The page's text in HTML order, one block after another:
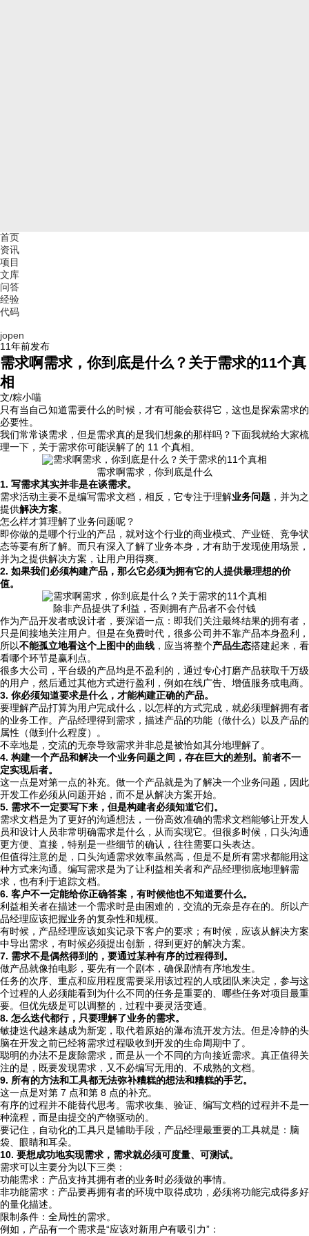
首页
资讯
项目
文库
问答
经验
代码
jopen
11年前发布
需求啊需求，你到底是什么？关于需求的11个真
相
文/粽小喵
只有当自己知道需要什么的时候，才有可能会获得它，这也是探索需求的
必要性。
我们常常谈需求，但是需求真的是我们想象的那样吗？下面我就给大家梳
理一下，关于需求你可能误解了的 11 个真相。
需求啊需求，你到底是什么
1. 写需求其实并非是在谈需求。
需求活动主要不是编写需求文档，相反，它专注于理解业务问题 ，并为之
提供解决方案。
怎么样才算理解了业务问题呢？
即你做的是哪个行业的产品，就对这个行业的商业模式、产业链、竞争状
态等要有所了解。而只有深入了解了业务本身，才有助于发现使用场景，
并为之提供解决方案，让用户用得爽。
2. 如果我们必须构建产品，那么它必须为拥有它的人提供最理想的价
值。
除非产品提供了利益，否则拥有产品者不会付钱
作为产品开发者或设计者，要深谙一点：即我们关注最终结果的拥有者，
只是间接地关注用户。但是在免费时代，很多公司并不靠产品本身盈利，
所以不能孤立地看这个上图中的曲线 ，应当将整个产品生态搭建起来，看
看哪个环节是赢利点。
很多大公司，平台级的产品均是不盈利的，通过专心打磨产品获取千万级
的用户，然后通过其他方式进行盈利，例如在线广告、增值服务或电商。
3. 你必须知道要求是什么，才能构建正确的产品。
要理解产品打算为用户完成什么，以怎样的方式完成，就必须理解拥有者
的业务工作。产品经理得到需求，描述产品的功能（做什么）以及产品的
属性（做到什么程度）。
不幸地是，交流的无奈导致需求并非总是被恰如其分地理解了。
4. 构建一个产品和解决一个业务问题之间，存在巨大的差别。前者不一
定实现后者。
这一点是对第一点的补充。做一个产品就是为了解决一个业务问题，因此
开发工作必须从问题开始，而不是从解决方案开始。
5. 需求不一定要写下来，但是构建者必须知道它们。
需求文档是为了更好的沟通想法，一份高效准确的需求文档能够让开发人
员和设计人员非常明确需求是什么，从而实现它。但很多时候，口头沟通
更方便、直接，特别是一些细节的确认，往往需要口头表达。
但值得注意的是，口头沟通需求效率虽然高，但是不是所有需求都能用这
种方式来沟通。编写需求是为了让利益相关者和产品经理彻底地理解需
求，也有利于追踪文档。
6. 客户不一定能给你正确答案，有时候他也不知道要什么。
利益相关者在描述一个需求时是由困难的，交流的无奈是存在的。所以产
品经理应该把握业务的复杂性和规模。
有时候，产品经理应该如实记录下客户的要求；有时候，应该从解决方案
中导出需求，有时候必须提出创新，得到更好的解决方案。
7. 需求不是偶然得到的，要通过某种有序的过程得到。
做产品就像拍电影，要先有一个剧本，确保剧情有序地发生。
任务的次序、重点和应用程度需要采用该过程的人或团队来决定，参与这
个过程的人必须能看到为什么不同的任务是重要的、哪些任务对项目最重
要。但优先级是可以调整的，过程中要灵活变通。
8. 怎么迭代都行，只要理解了业务的需求。
敏捷迭代越来越成为新宠，取代着原始的瀑布流开发方法。但是冷静的头
脑在开发之前已经将需求过程吸收到开发的生命周期中了。
聪明的办法不是废除需求，而是从一个不同的方向接近需求。真正值得关
注的是，既要发现需求，又不必编写无用的、不成熟的文档。
9. 所有的方法和工具都无法弥补糟糕的想法和糟糕的手艺。
这一点是对第 7 点和第 8 点的补充。
有序的过程并不能替代思考。需求收集、验证、编写文档的过程并不是一
种流程，而是由提交的产物驱动的。
要记住，自动化的工具只是辅助手段，产品经理最重要的工具就是：脑
袋、眼睛和耳朵。
10. 要想成功地实现需求，需求就必须可度量、可测试。
需求可以主要分为以下三类：
功能需求：产品支持其拥有者的业务时必须做的事情。
非功能需求：产品要再拥有者的环境中取得成功，必须将功能完成得多好
的量化描述。
限制条件：全局性的需求。
例如，产品有一个需求是“应该对新用户有吸引力”：